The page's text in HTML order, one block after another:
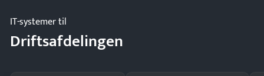
IT-systemer til
Driftsafdelingen